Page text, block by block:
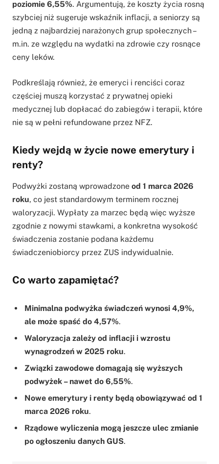
poziomie 6,55%. Argumentują, że koszty życia rosną
szybciej niż sugeruje wskaźnik inflacji, a seniorzy są
jedną z najbardziej narażonych grup społecznych –
m.in. ze względu na wydatki na zdrowie czy rosnące
ceny leków.
Podkreślają również, że emeryci i renciści coraz
częściej muszą korzystać z prywatnej opieki
medycznej lub dopłacać do zabiegów i terapii, które
nie są w pełni refundowane przez NFZ.
Kiedy wejdą w życie nowe emerytury i
renty?
Podwyżki zostaną wprowadzone od 1 marca 2026
roku, co jest standardowym terminem rocznej
waloryzacji. Wypłaty za marzec będą więc wyższe
zgodnie z nowymi stawkami, a konkretna wysokość
świadczenia zostanie podana każdemu
świadczeniobiorcy przez ZUS indywidualnie.
Co warto zapamiętać?
Minimalna podwyżka świadczeń wynosi 4,9%,
ale może spaść do 4,57%.
Waloryzacja zależy od inflacji i wzrostu
wynagrodzeń w 2025 roku.
Związki zawodowe domagają się wyższych
podwyżek – nawet do 6,55%.
Nowe emerytury i renty będą obowiązywać od 1
marca 2026 roku.
Rządowe wyliczenia mogą jeszcze ulec zmianie
po ogłoszeniu danych GUS.